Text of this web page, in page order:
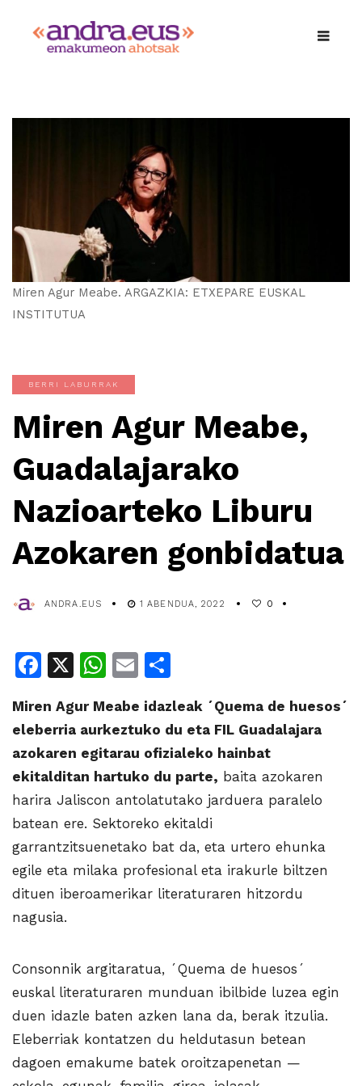
Miren Agur Meabe. ARGAZKIA: ETXEPARE EUSKAL
INSTITUTUA
BERRI LABURRAK
Miren Agur Meabe,
Guadalajarako
Nazioarteko Liburu
Azokaren gonbidatua
ANDRA.EUS 1 ABENDUA, 2022 0
Facebook
X WhatsApp
Email
Miren Agur Meabe idazleak ´Quema de huesos´
eleberria aurkeztuko du eta FIL Guadalajara
azokaren egitarau ofizialeko hainbat
ekitalditan hartuko du parte, baita azokaren
harira Jaliscon antolatutako jarduera paralelo
batean ere. Sektoreko ekitaldi
garrantzitsuenetako bat da, eta urtero ehunka
egile eta milaka profesional eta irakurle biltzen
dituen iberoamerikar literaturaren hitzordu
nagusia.
Consonnik argitaratua, ´Quema de huesos´
euskal literaturaren munduan ibilbide luzea egin
duen idazle baten azken lana da, berak itzulia.
Eleberriak kontatzen du heldutasun betean
dagoen emakume batek oroitzapenetan —